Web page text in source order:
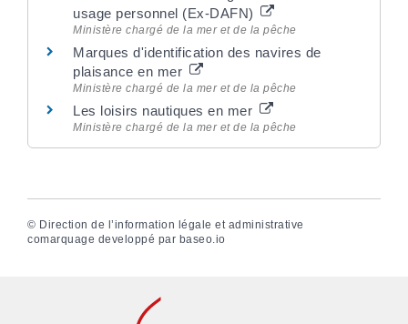
usage personnel (Ex-DAFN)
Ministère chargé de la mer et de la pêche
Marques d'identification des navires de
plaisance en mer
Ministère chargé de la mer et de la pêche
Les loisirs nautiques en mer
Ministère chargé de la mer et de la pêche
© Direction de l’information légale et administrative
comarquage developpé par baseo.io